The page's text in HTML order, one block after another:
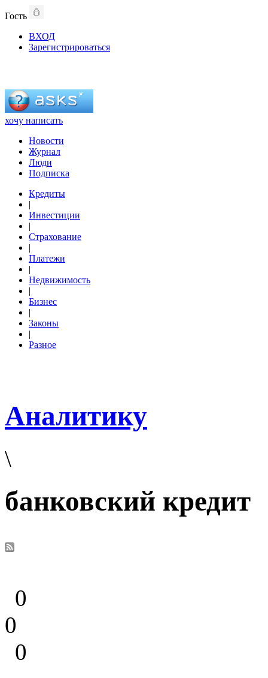
Гость
ВХОД
Зарегистрироваться
хочу написать
Новости
Журнал
Люди
Подписка
Кредиты
|
Инвестиции
|
Страхование
|
Платежи
|
Недвижимость
|
Бизнес
|
Законы
|
Разное
Аналитику
\
банковский кредит
0
0
0